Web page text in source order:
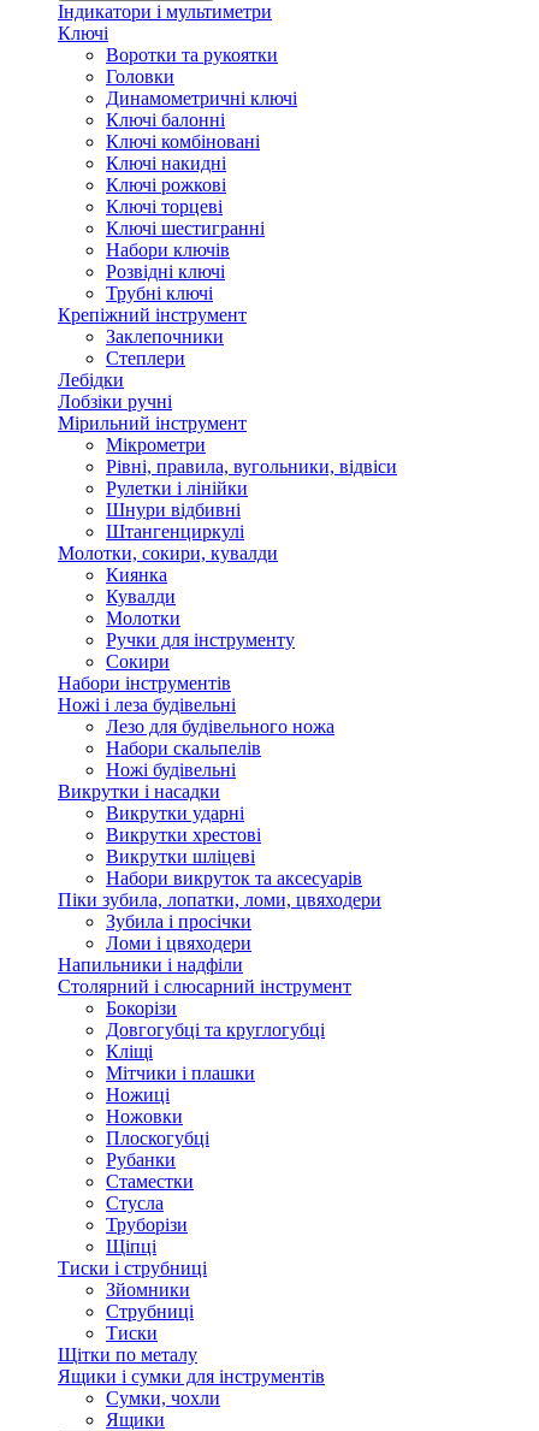
Індикатори і мультиметри
Ключі
Воротки та рукоятки
Головки
Динамометричні ключі
Ключі балонні
Ключі комбіновані
Ключі накидні
Ключі рожкові
Ключі торцеві
Ключі шестигранні
Набори ключів
Розвідні ключі
Трубні ключі
Крепіжний інструмент
Заклепочники
Степлери
Лебідки
Лобзіки ручні
Мірильний інструмент
Мікрометри
Рівні, правила, вугольники, відвіси
Рулетки і лінійки
Шнури відбивні
Штангенциркулі
Молотки, сокири, кувалди
Киянка
Кувалди
Молотки
Ручки для інструменту
Сокири
Набори інструментів
Ножі і леза будівельні
Лезо для будівельного ножа
Набори скальпелів
Ножі будівельні
Викрутки і насадки
Викрутки ударні
Викрутки хрестові
Викрутки шліцеві
Набори викруток та аксесуарів
Піки зубила, лопатки, ломи, цвяходери
Зубила і просічки
Ломи і цвяходери
Напильники і надфіли
Столярний і слюсарний інструмент
Бокорізи
Довгогубці та круглогубці
Кліщі
Мітчики і плашки
Ножиці
Ножовки
Плоскогубці
Рубанки
Стаместки
Стусла
Труборізи
Щіпці
Тиски і струбниці
Зйомники
Струбниці
Тиски
Щітки по металу
Ящики і сумки для інструментів
Сумки, чохли
Ящики